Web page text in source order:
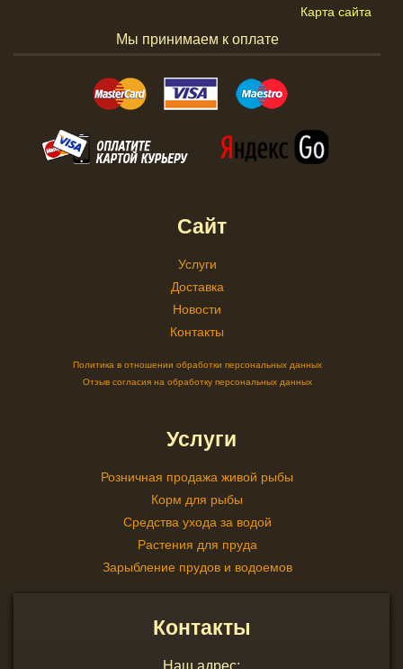
Карта сайта
Мы принимаем к оплате
Сайт
Услуги
Доставка
Новости
Контакты
Политика в отношении обработки персональных данных
Отзыв согласия на обработку персональных данных
Услуги
Розничная продажа живой рыбы
Корм для рыбы
Средства ухода за водой
Растения для пруда
Зарыбление прудов и водоемов
Контакты